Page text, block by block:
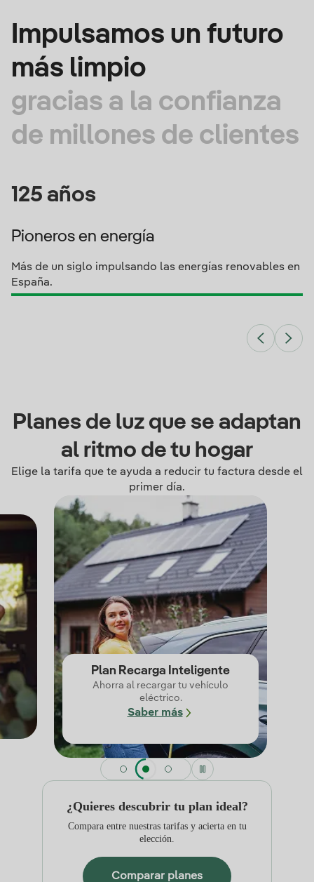
Impulsamos un futuro
más limpio
gracias a la confianza
de millones de clientes
125 años
Pioneros en energía
Más de un siglo impulsando las energías renovables en
España.
Planes de luz que se adaptan
al ritmo de tu hogar
Elige la tarifa que te ayuda a reducir tu factura desde el
primer día.
Plan Recarga Inteligente
Ahorra al recargar tu vehículo
eléctrico.
Saber más
¿Quieres descubrir tu plan ideal?
Compara entre nuestras tarifas y acierta en tu
elección.
Comparar planes